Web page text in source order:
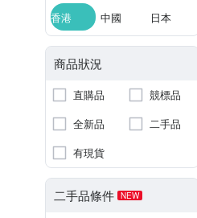
香港 中國 日本
商品狀況
直購品
競標品
全新品
二手品
有現貨
二手品條件 NEW